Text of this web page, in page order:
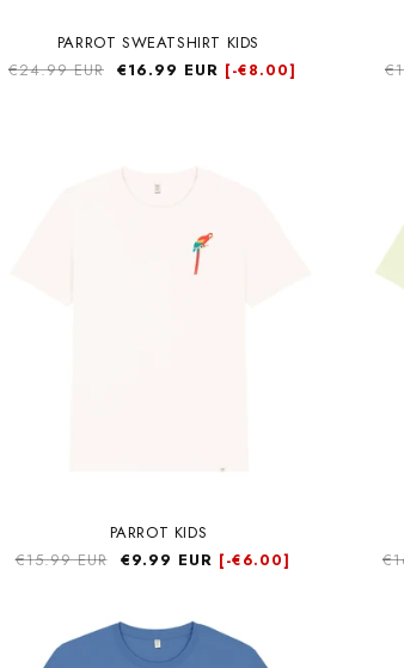
PARROT SWEATSHIRT KIDS
Precio
€24.99 EUR Precio
€16.99 EUR [-€8.00]
PARROT KIDS
Precio
€15.99 EUR
Precio
€9.99 EUR [-€6.00]